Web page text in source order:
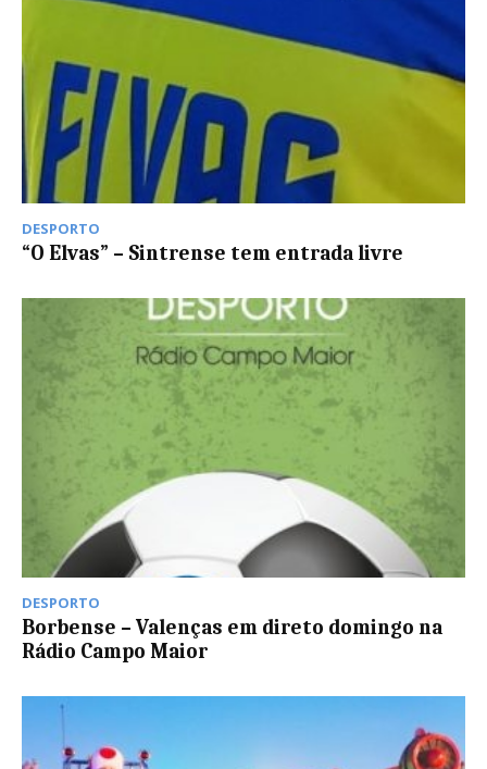
DESPORTO
“O Elvas” – Sintrense tem entrada livre
DESPORTO
Borbense – Valenças em direto domingo na
Rádio Campo Maior